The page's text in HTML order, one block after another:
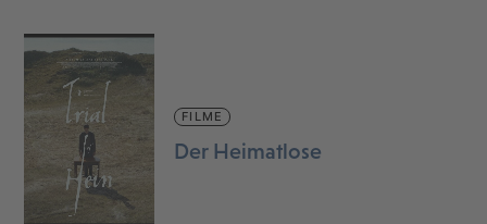
FILME
Der Heimatlose